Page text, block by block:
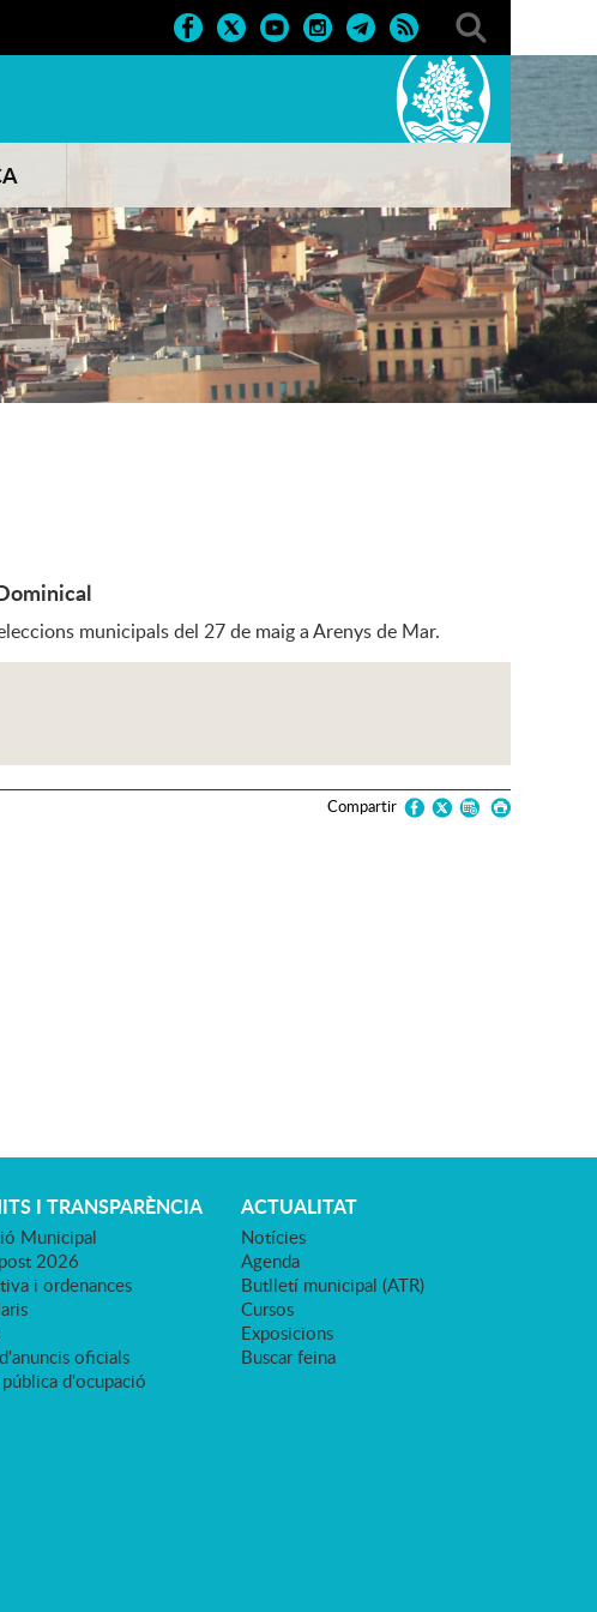
municipals del 27 de maig a Arenys de Mar.
Compartir
I TRANSPARÈNCIA
Municipal
2026
i ordenances
oficials
d'ocupació
ACTUALITAT
Notícies
Agenda
Butlletí municipal (ATR)
Cursos
Exposicions
Buscar feina